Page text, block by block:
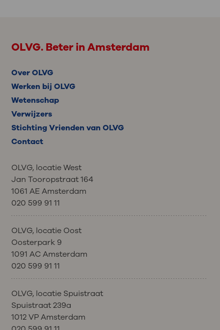
OLVG. Beter in Amsterdam
Over OLVG
Werken bij OLVG
Wetenschap
Verwijzers
Stichting Vrienden van OLVG
Contact
OLVG, locatie West
Jan Tooropstraat 164
1061 AE Amsterdam
020 599 91 11
OLVG, locatie Oost
Oosterpark 9
1091 AC Amsterdam
020 599 91 11
OLVG, locatie Spuistraat
Spuistraat 239a
1012 VP Amsterdam